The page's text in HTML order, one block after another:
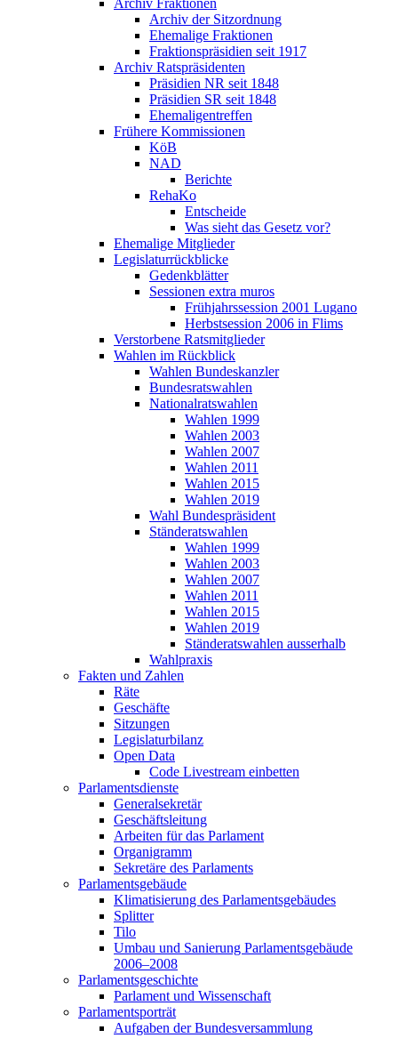
Archiv Fraktionen
Archiv der Sitzordnung
Ehemalige Fraktionen
Fraktionspräsidien seit 1917
Archiv Ratspräsidenten
Präsidien NR seit 1848
Präsidien SR seit 1848
Ehemaligentreffen
Frühere Kommissionen
KöB
NAD
Berichte
RehaKo
Entscheide
Was sieht das Gesetz vor?
Ehemalige Mitglieder
Legislaturrückblicke
Gedenkblätter
Sessionen extra muros
Frühjahrssession 2001 Lugano
Herbstsession 2006 in Flims
Verstorbene Ratsmitglieder
Wahlen im Rückblick
Wahlen Bundeskanzler
Bundesratswahlen
Nationalratswahlen
Wahlen 1999
Wahlen 2003
Wahlen 2007
Wahlen 2011
Wahlen 2015
Wahlen 2019
Wahl Bundespräsident
Ständeratswahlen
Wahlen 1999
Wahlen 2003
Wahlen 2007
Wahlen 2011
Wahlen 2015
Wahlen 2019
Ständeratswahlen ausserhalb
Wahlpraxis
Fakten und Zahlen
Räte
Geschäfte
Sitzungen
Legislaturbilanz
Open Data
Code Livestream einbetten
Parlamentsdienste
Generalsekretär
Geschäftsleitung
Arbeiten für das Parlament
Organigramm
Sekretäre des Parlaments
Parlamentsgebäude
Klimatisierung des Parlamentsgebäudes
Splitter
Tilo
Umbau und Sanierung Parlamentsgebäude
2006–2008
Parlamentsgeschichte
Parlament und Wissenschaft
Parlamentsporträt
Aufgaben der Bundesversammlung